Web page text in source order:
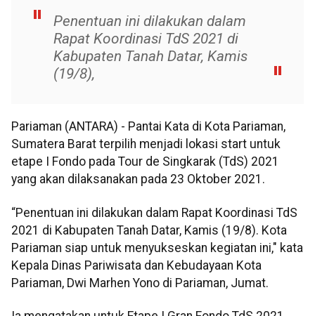
Penentuan ini dilakukan dalam
Rapat Koordinasi TdS 2021 di
Kabupaten Tanah Datar, Kamis
(19/8),
Pariaman (ANTARA) - Pantai Kata di Kota Pariaman,
Sumatera Barat terpilih menjadi lokasi start untuk
etape I Fondo pada Tour de Singkarak (TdS) 2021
yang akan dilaksanakan pada 23 Oktober 2021.
“Penentuan ini dilakukan dalam Rapat Koordinasi TdS
2021 di Kabupaten Tanah Datar, Kamis (19/8). Kota
Pariaman siap untuk menyukseskan kegiatan ini," kata
Kepala Dinas Pariwisata dan Kebudayaan Kota
Pariaman, Dwi Marhen Yono di Pariaman, Jumat.